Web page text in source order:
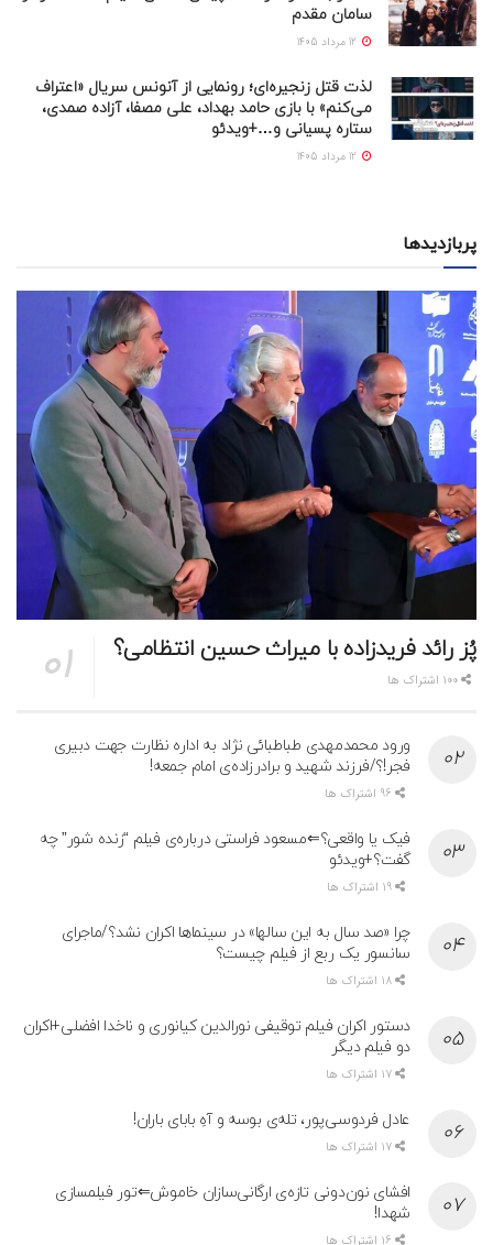
سامان مقدم
لذت قتل زنجیره‌ای؛ رونمایی از آنونس سریال «اعتراف
می‌کنم» با بازی حامد بهداد، علی مصفا، آزاده صمدی،
ستاره پسیانی و…+ویدئو
پربازدیدها
پُز رائد فریدزاده با میراث حسین انتظامی؟
ورود محمدمهدی طباطبائی نژاد به اداره نظارت جهت دبیری
فجر!؟/فرزند شهید و برادرزاده‌ی امام جمعه!
فیک یا واقعی؟⇐مسعود فراستی درباره‌ی فیلم “زنده شور” چه
گفت؟+ویدئو
چرا «صد سال به این سالها» در سینماها اکران نشد؟/ماجرای
سانسور یک ربع از فیلم چیست؟
دستور اکران فیلم توقیفی نورالدین کیانوری و ناخدا افضلی+اکران
دو فیلم دیگر
عادل فردوسی‌پور، تله‌ی بوسه و آهِ بابای باران!
افشای نون‌دونی تازه‌ی ارگانی‌سازان خاموش⇐تور فیلمسازی
شهدا!